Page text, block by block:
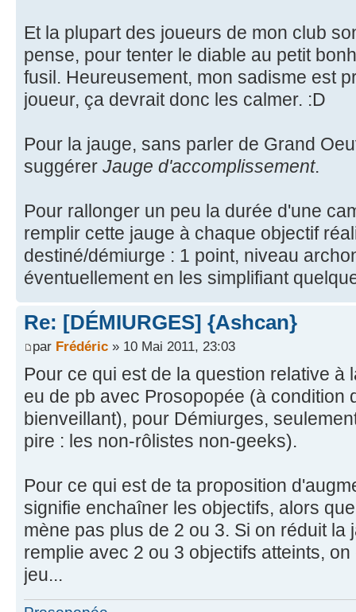
Et la plupart des joueurs de mon club
pense, pour tenter le diable au petit
fusil. Heureusement, mon sadisme est
joueur, ça devrait donc les calmer. :D
Pour la jauge, sans parler de Grand
suggérer Jauge d'accomplissement.
Pour rallonger un peu la durée d'une
remplir cette jauge à chaque objectif
destiné/démiurge : 1 point, niveau
éventuellement en les simplifiant
Re: [DÉMIURGES] {Ashcan}
par Frédéric » 10 Mai 2011, 23:03
Pour ce qui est de la question relative à
eu de pb avec Prosopopée (à condition
bienveillant), pour Démiurges,
pire : les non-rôlistes non-geeks).
Pour ce qui est de ta proposition
signifie enchaîner les objectifs, alors
mène pas plus de 2 ou 3. Si on réduit la
remplie avec 2 ou 3 objectifs atteints,
jeu...